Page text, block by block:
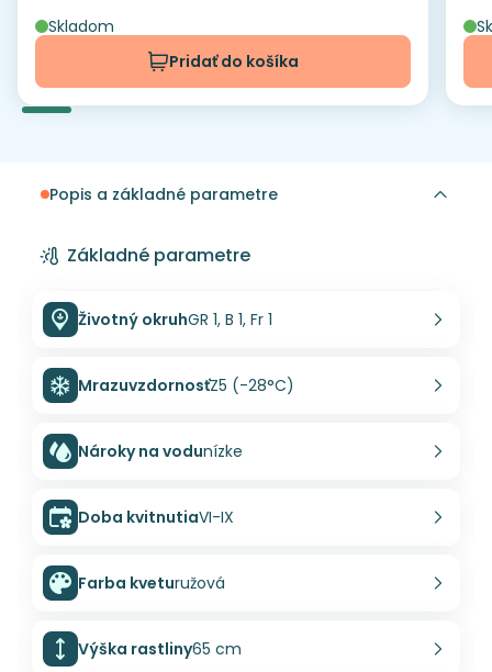
Skladom
Pridať do košíka
Popis a základné parametre
Základné parametre
Životný okruhGR 1, B 1, Fr 1
MrazuvzdornosťZ5 (-28°C)
Nároky na vodunízke
Doba kvitnutiaVI-IX
Farba kveturužová
Výška rastliny65 cm